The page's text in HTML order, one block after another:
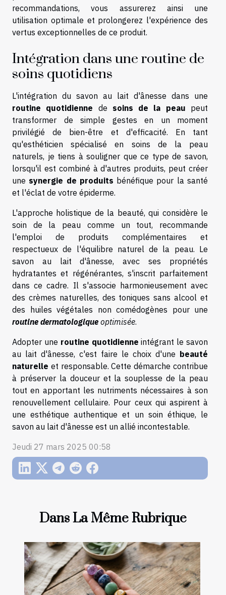
recommandations, vous assurerez ainsi une
utilisation optimale et prolongerez l'expérience des
vertus exceptionnelles de ce produit.
Intégration dans une routine de
soins quotidiens
L'intégration du savon au lait d'ânesse dans une
routine quotidienne de soins de la peau peut
transformer de simple gestes en un moment
privilégié de bien-être et d'efficacité. En tant
qu'esthéticien spécialisé en soins de la peau
naturels, je tiens à souligner que ce type de savon,
lorsqu'il est combiné à d'autres produits, peut créer
une synergie de produits bénéfique pour la santé
et l'éclat de votre épiderme.
L'approche holistique de la beauté, qui considère le
soin de la peau comme un tout, recommande
l'emploi de produits complémentaires et
respectueux de l'équilibre naturel de la peau. Le
savon au lait d'ânesse, avec ses propriétés
hydratantes et régénérantes, s'inscrit parfaitement
dans ce cadre. Il s'associe harmonieusement avec
des crèmes naturelles, des toniques sans alcool et
des huiles végétales non comédogènes pour une
routine dermatologique optimisée.
Adopter une routine quotidienne intégrant le savon
au lait d'ânesse, c'est faire le choix d'une beauté
naturelle et responsable. Cette démarche contribue
à préserver la douceur et la souplesse de la peau
tout en apportant les nutriments nécessaires à son
renouvellement cellulaire. Pour ceux qui aspirent à
une esthétique authentique et un soin éthique, le
savon au lait d'ânesse est un allié incontestable.
Jeudi 27 mars 2025 00:58
Dans La Même Rubrique